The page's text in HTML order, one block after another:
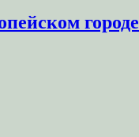
городе